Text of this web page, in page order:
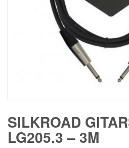
SILKROAD
LG205.3 – 3M